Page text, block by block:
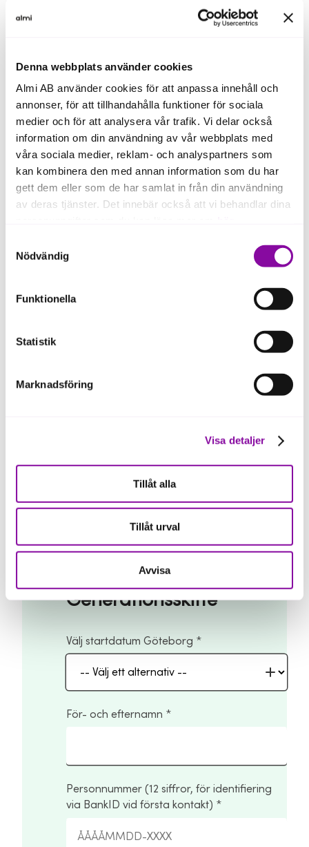
Denna webbplats använder cookies
Almi AB använder cookies för att anpassa innehåll och
annonser, för att tillhandahålla funktioner för sociala
medier och för att analysera vår trafik. Vi delar också
information om din användning av vår webbplats med
våra sociala medier, reklam- och analyspartners som
kan kombinera den med annan information som du har
gett dem eller som de har samlat in från din användning
av deras tjänster. Det innebär också att vi behandlar dina
Om du klickar på avvisa kommer användning av kakor
eller delning av information enligt ovan, inte att ske,
förutom för kakor som är nödvändiga för att hemsidan
ska fungera se mer under inställningar.
Nödvändig
Funktionella
Statistik
Marknadsföring
Visa detaljer
Tillåt alla
Tillåt urval
Avvisa
Slå en signal till
096383 eller Erik 0724-
Jag vill anmäla mitt
intresse för
workshopserien
Generationsskifte
Välj startdatum Göteborg
För- och efternamn
Personnummer (12 siffror, för identifiering
via BankID vid första kontakt)